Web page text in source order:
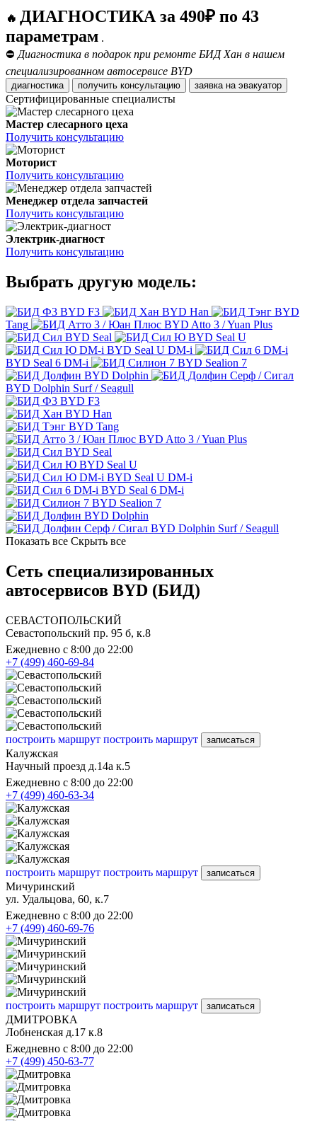
🔥 ДИАГНОСТИКА за 490₽ по 43
параметрам .
⛔ Диагностика в подарок при ремонте БИД Хан в нашем
специализированном автосервисе BYD
диагностика получить консультацию заявка на эвакуатор
Сертифицированные специалисты
Мастер слесарного цеха
Получить консультацию
Моторист
Получить консультацию
Менеджер отдела запчастей
Получить консультацию
Электрик-диагност
Получить консультацию
Выбрать другую модель:
BYD F3 BYD Han
BYD
Tang
BYD Atto 3 / Yuan Plus
BYD Seal
BYD Seal U
BYD Seal U DM-i
BYD Seal 6 DM-i
BYD Sealion 7
BYD Dolphin
BYD Dolphin Surf / Seagull
BYD F3
BYD Han
BYD Tang
BYD Atto 3 / Yuan Plus
BYD Seal
BYD Seal U
BYD Seal U DM-i
BYD Seal 6 DM-i
BYD Sealion 7
BYD Dolphin
BYD Dolphin Surf / Seagull
Показать все Скрыть все
Сеть специализированных
автосервисов BYD (БИД)
СЕВАСТОПОЛЬСКИЙ
Севастопольский пр. 95 б, к.8
Ежедневно с 8:00 до 22:00
+7 (499) 460-69-84
построить маршрут построить маршрут записаться
Калужская
Научный проезд д.14а к.5
Ежедневно с 8:00 до 22:00
+7 (499) 460-63-34
построить маршрут построить маршрут записаться
Мичуринский
ул. Удальцова, 60, к.7
Ежедневно с 8:00 до 22:00
+7 (499) 460-69-76
построить маршрут построить маршрут записаться
ДМИТРОВКА
Лобненская д.17 к.8
Ежедневно с 8:00 до 22:00
+7 (499) 450-63-77